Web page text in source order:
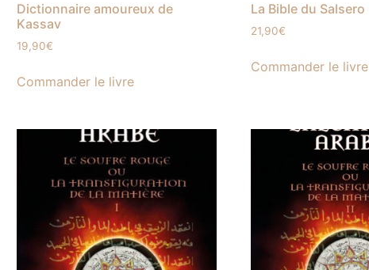
Dictionnaire amoureux de
Kassav
19,90€
Commander le livre
La Bible du Salsero
21,90€
Commander le livre